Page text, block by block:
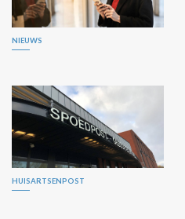
NIEUWS
HUISARTSENPOST